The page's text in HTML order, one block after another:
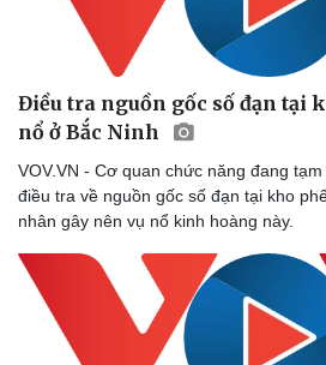
Điều tra nguồn gốc số đạn tại
nổ ở Bắc Ninh
VOV.VN - Cơ quan chức năng đang
điều tra về nguồn gốc số đạn tại kho
nhân gây nên vụ nổ kinh hoàng này.